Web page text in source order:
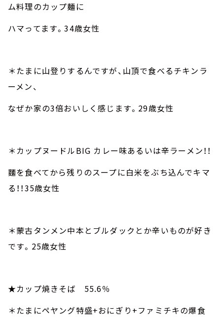
ム料理のカップ麺に
ハマってます。34歳女性
＊たまに山登りするんですが、山頂で食べるチキンラ
ーメン、
なぜか家の3倍おいしく感じます。 29歳女性
＊カップヌードルBIG カレー味あるいは辛ラーメン！！
麵を食べてから残りのスープに白米をぶち込んでキマ
る！！35歳女性
＊蒙古タンメン中本とブルダックとか辛いものが好き
です。 25歳女性
★カップ焼きそば 55.6％
＊たまにペヤング特盛+おにぎり +ファミチキの爆食